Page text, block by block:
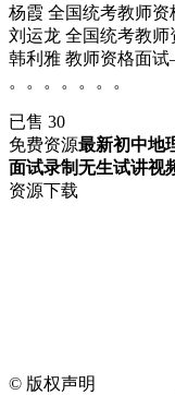
杨霞 全国统考教师
刘运龙 全国统考教
韩利雅 教师资格面
。。。。。。。
已售 30
免费资源最新初中地
面试录制无生试讲视
资源下载
© 版权声明